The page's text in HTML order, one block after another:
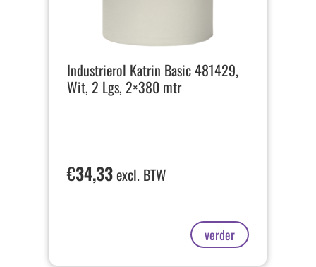
Industrierol Katrin Basic 481429,
Wit, 2 Lgs, 2×380 mtr
€34,33excl. BTW
verder